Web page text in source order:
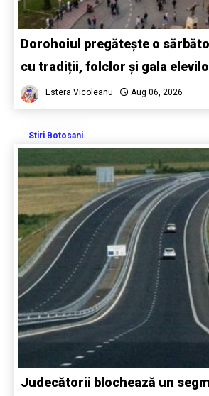
Dorohoiul pregătește o
cu tradiții, folclor și gala
Estera Vicoleanu Aug 06, 2026
Stiri Botosani
Judecătorii blochează un